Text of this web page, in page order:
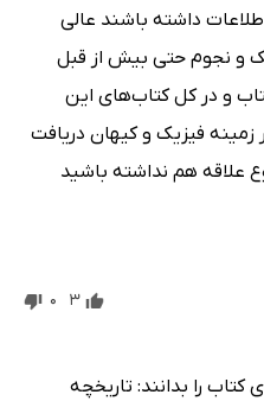
داشته باشند عالی
و نجوم حتی بیش از قبل
و در کل کتاب‌های این
فیزیک و کیهان دریافت
علاقه هم نداشته باشید
3
0
کتاب را بدانند: تاریخچه